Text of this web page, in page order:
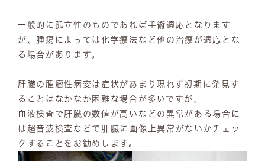
一般的に孤立性のものであれば手術適応となります
が、腫瘍によっては化学療法など他の治療が適応とな
る場合があります。
肝臓の腫瘤性病変は症状があまり現れず初期に発見す
ることはなかなか困難な場合が多いですが、
血液検査で肝臓の数値が高いなどの異常がある場合に
は超音波検査などで肝臓に画像上異常がないかチェッ
クすることをお勧めします。